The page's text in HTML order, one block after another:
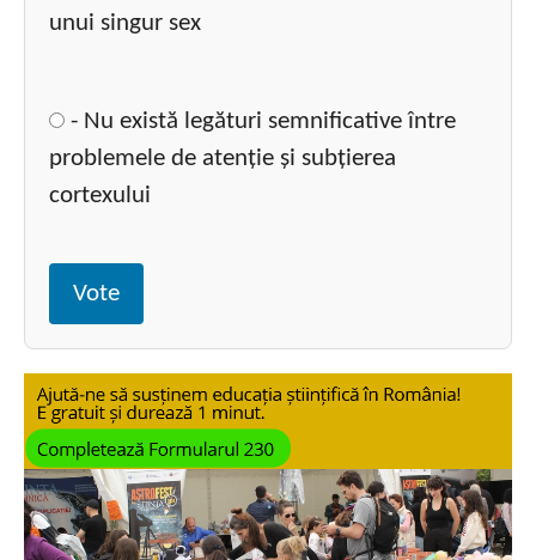
unui singur sex
- Nu există legături semnificative între
problemele de atenție și subțierea
cortexului
Vote